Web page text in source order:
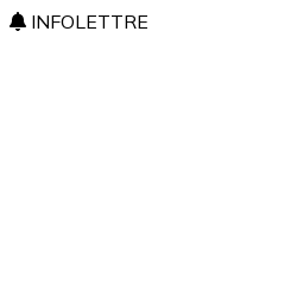
INFOLETTRE